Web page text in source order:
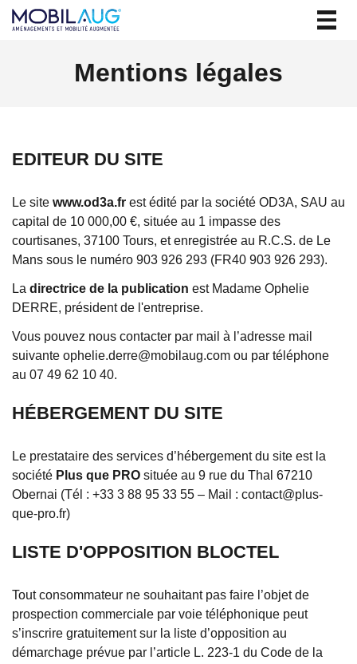
Mentions légales
EDITEUR DU SITE
Le site www.od3a.fr est édité par la société OD3A, SAU au
capital de 10 000,00 €, située au 1 impasse des
courtisanes, 37100 Tours, et enregistrée au R.C.S. de Le
Mans sous le numéro 903 926 293 (FR40 903 926 293).
La directrice de la publication est Madame Ophelie
DERRE, président de l'entreprise.
Vous pouvez nous contacter par mail à l’adresse mail
suivante ophelie.derre@mobilaug.com ou par téléphone
au 07 49 62 10 40.
HÉBERGEMENT DU SITE
Le prestataire des services d’hébergement du site est la
société Plus que PRO située au 9 rue du Thal 67210
Obernai (Tél : +33 3 88 95 33 55 – Mail : contact@plus-
que-pro.fr)
LISTE D'OPPOSITION BLOCTEL
Tout consommateur ne souhaitant pas faire l’objet de
prospection commerciale par voie téléphonique peut
s’inscrire gratuitement sur la liste d’opposition au
démarchage prévue par l’article L. 223-1 du Code de la